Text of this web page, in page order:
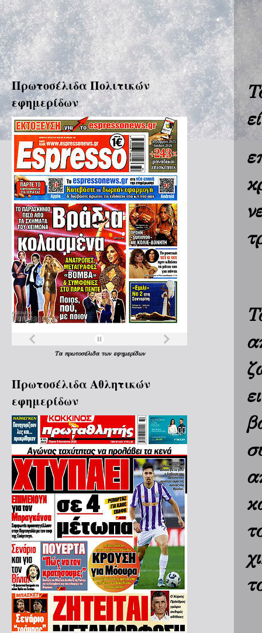
Πρωτοσέλιδα Πολιτικών
εφημερίδων
Τα πρωτοσέλιδα των εφημερίδων
Πρωτοσέλιδα Aθλητικών
εφημερίδων